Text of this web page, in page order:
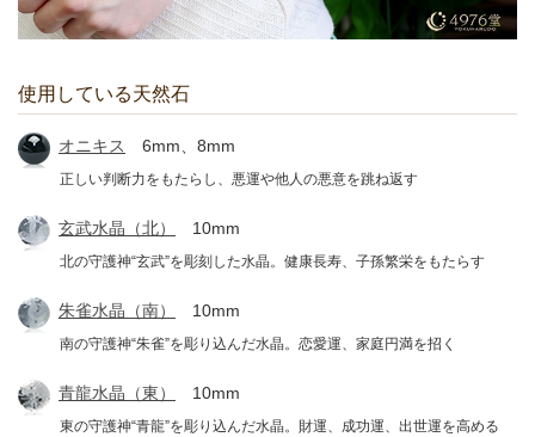
使用している天然石
オニキス 6mm、8mm
正しい判断力をもたらし、悪運や他人の悪意を跳ね返す
玄武水晶（北） 10mm
北の守護神“玄武”を彫刻した水晶。健康長寿、子孫繁栄をもたらす
朱雀水晶（南） 10mm
南の守護神“朱雀”を彫り込んだ水晶。恋愛運、家庭円満を招く
青龍水晶（東） 10mm
東の守護神“青龍”を彫り込んだ水晶。財運、成功運、出世運を高める